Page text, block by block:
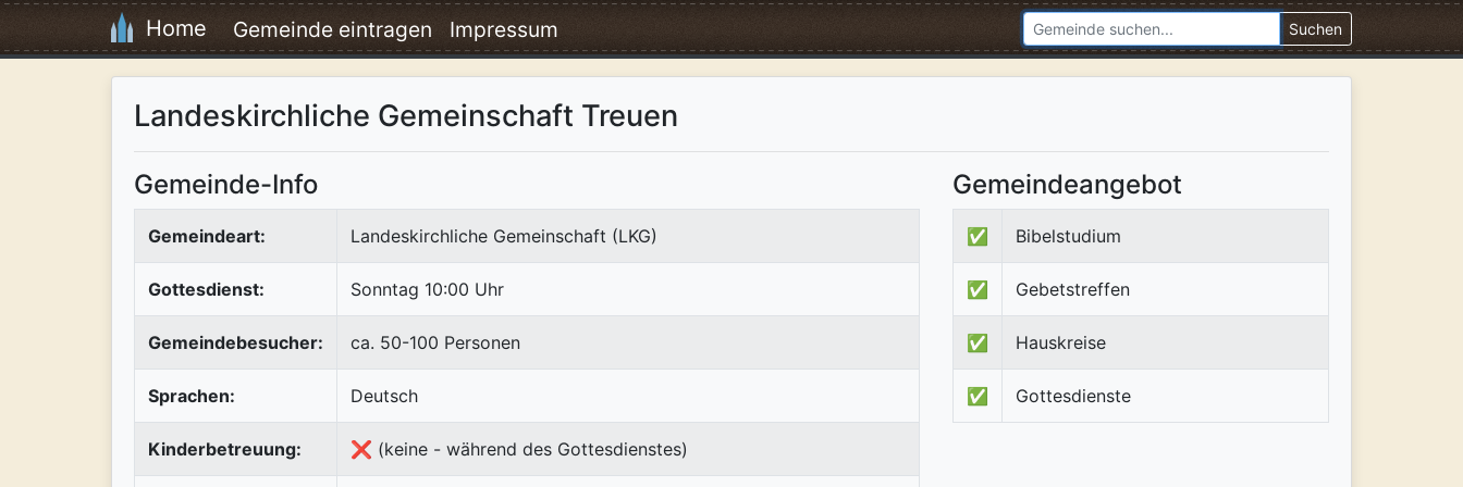
Home Gemeinde eintragen Impressum Suchen
Landeskirchliche Gemeinschaft Treuen
Gemeinde-Info
Gemeindeart: Landeskirchliche Gemeinschaft (LKG)
Gottesdienst: Sonntag 10:00 Uhr
Gemeindebesucher: ca. 50-100 Personen
Sprachen: Deutsch
Kinderbetreuung: ❌ (keine - während des Gottesdienstes)
Gemeindeangebot
✅ Bibelstudium
✅ Gebetstreffen
✅ Hauskreise
✅ Gottesdienste